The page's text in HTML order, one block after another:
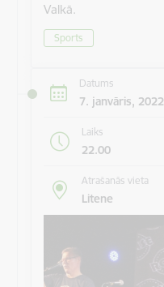
Valkā.
Sports
Datums
7. janvāris, 2022
Laiks
22.00
Atrašanās vieta
Litene